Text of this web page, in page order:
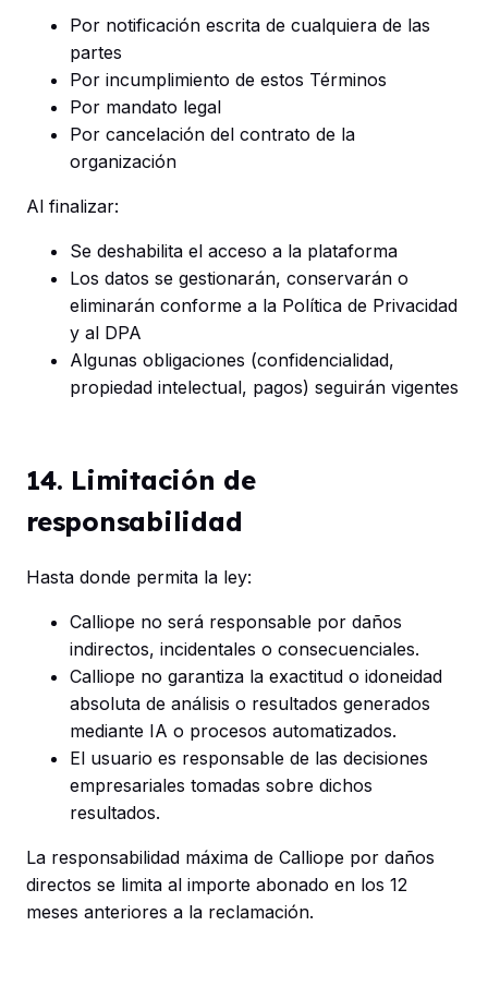
Por notificación escrita de cualquiera de las
partes
Por incumplimiento de estos Términos
Por mandato legal
Por cancelación del contrato de la
organización
Al finalizar:
Se deshabilita el acceso a la plataforma
Los datos se gestionarán, conservarán o
eliminarán conforme a la Política de Privacidad
y al DPA
Algunas obligaciones (confidencialidad,
propiedad intelectual, pagos) seguirán vigentes
14. Limitación de
responsabilidad
Hasta donde permita la ley:
Calliope no será responsable por daños
indirectos, incidentales o consecuenciales.
Calliope no garantiza la exactitud o idoneidad
absoluta de análisis o resultados generados
mediante IA o procesos automatizados.
El usuario es responsable de las decisiones
empresariales tomadas sobre dichos
resultados.
La responsabilidad máxima de Calliope por daños
directos se limita al importe abonado en los 12
meses anteriores a la reclamación.